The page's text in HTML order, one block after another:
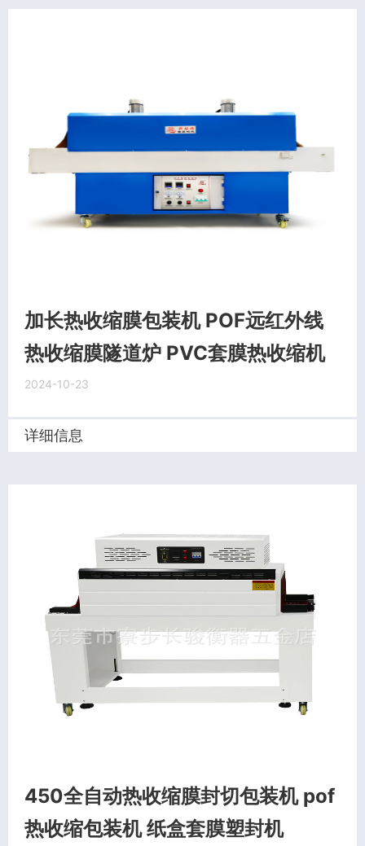
加长热收缩膜包装机 POF远红外线
热收缩膜隧道炉 PVC套膜热收缩机
2024-10-23
详细信息
450全自动热收缩膜封切包装机 pof
热收缩包装机 纸盒套膜塑封机